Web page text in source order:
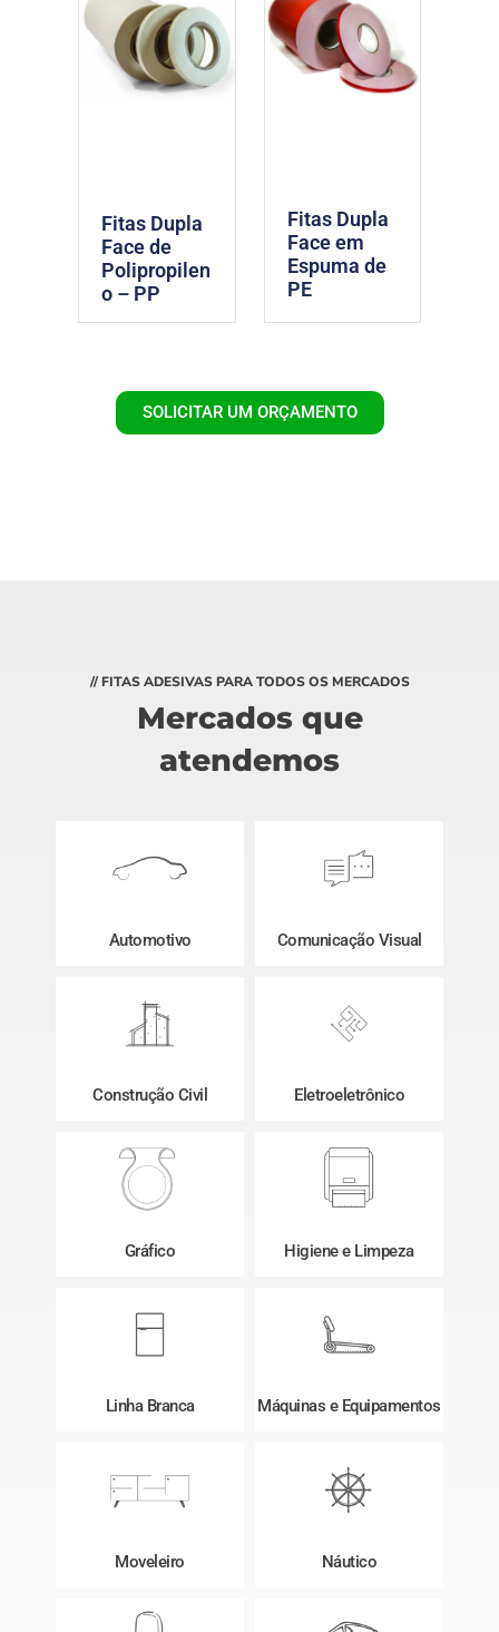
Fitas Dupla
Face de
Polipropilen
o – PP
Fitas Dupla
Face em
Espuma de
PE
SOLICITAR UM ORÇAMENTO
// FITAS ADESIVAS PARA TODOS OS MERCADOS
Mercados que
atendemos
Automotivo Comunicação Visual
Construção Civil Eletroeletrônico
Gráfico Higiene e Limpeza
Linha Branca Máquinas e Equipamentos
Moveleiro Náutico